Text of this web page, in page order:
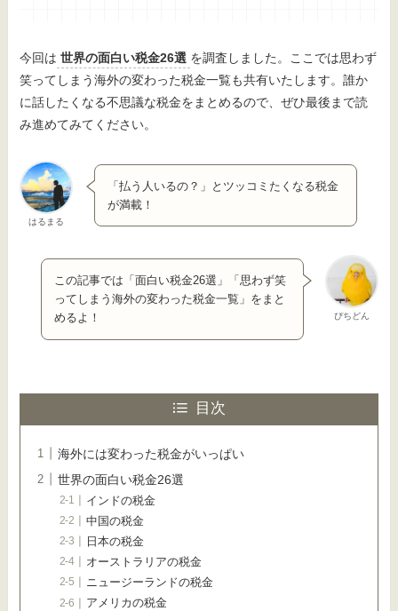
今回は 世界の面白い税金26選 を調査しました。ここでは思わず
笑ってしまう海外の変わった税金一覧も共有いたします。誰か
に話したくなる不思議な税金をまとめるので、ぜひ最後まで読
み進めてみてください。
はるまる
「払う人いるの？」とツッコミたくなる税金
が満載！
ぴちどん
この記事では「面白い税金26選」「思わず笑
ってしまう海外の変わった税金一覧」をまと
めるよ！
目次
海外には変わった税金がいっぱい
世界の面白い税金26選
インドの税金
中国の税金
日本の税金
オーストラリアの税金
ニュージーランドの税金
アメリカの税金